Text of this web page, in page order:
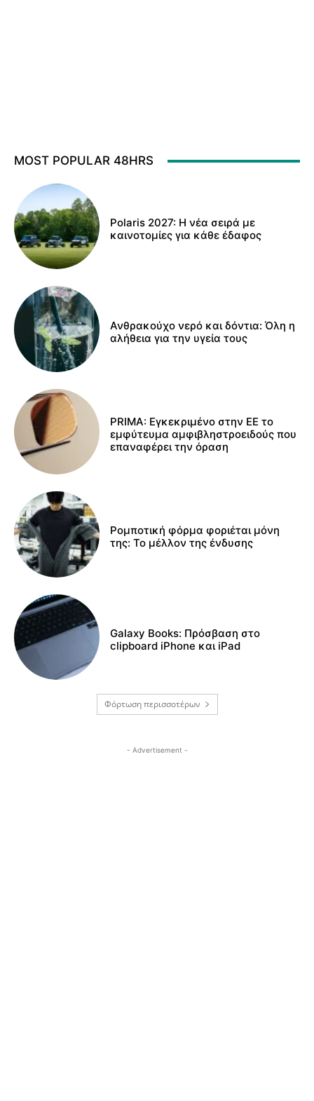
MOST POPULAR 48HRS
Polaris 2027: Η νέα σειρά με
καινοτομίες για κάθε έδαφος
Ανθρακούχο νερό και δόντια: Όλη η
αλήθεια για την υγεία τους
PRIMA: Εγκεκριμένο στην ΕΕ το
εμφύτευμα αμφιβληστροειδούς που
επαναφέρει την όραση
Ρομποτική φόρμα φοριέται μόνη
της: Το μέλλον της ένδυσης
Galaxy Books: Πρόσβαση στο
clipboard iPhone και iPad
Φόρτωση περισσοτέρων
- Advertisement -